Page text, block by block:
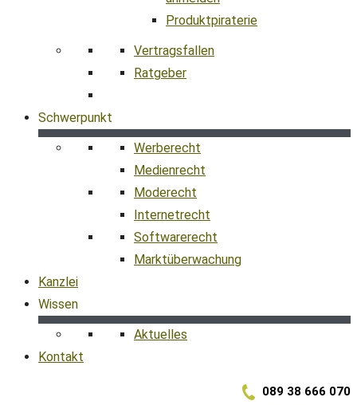
Produktpiraterie
Vertragsfallen
Ratgeber
Schwerpunkt
Werberecht
Medienrecht
Moderecht
Internetrecht
Softwarerecht
Marktüberwachung
Kanzlei
Wissen
Aktuelles
Kontakt
089 38 666 070